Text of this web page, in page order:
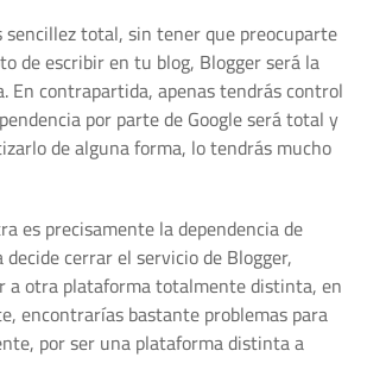
sencillez total, sin tener que preocuparte
de escribir en tu blog, Blogger será la
En contrapartida, apenas tendrás control
por parte de Google será total y
de alguna forma, lo tendrás mucho
es precisamente la dependencia de
decide cerrar el servicio de Blogger,
a otra plataforma totalmente distinta, en
encontrarías bastante problemas para
por ser una plataforma distinta a